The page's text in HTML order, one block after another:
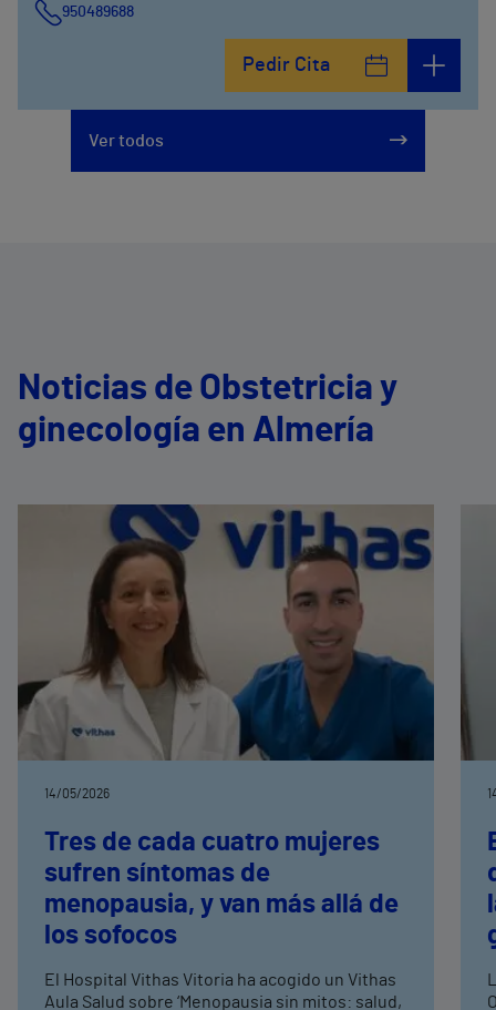
950489688
Pedir Cita
Ver todos
Noticias de Obstetricia y
ginecología en Almería
14/05/2026
Tres de cada cuatro mujeres
sufren síntomas de
menopausia, y van más allá de
los sofocos
El Hospital Vithas Vitoria ha acogido un Vithas
Aula Salud sobre ‘Menopausia sin mitos: salud,